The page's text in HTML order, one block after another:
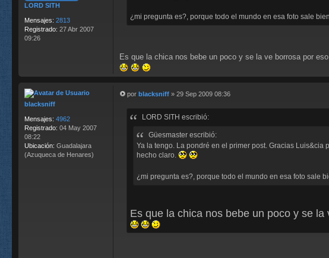
LORD SITH
Mensajes: 2813
Registrado: 27 Abr 2007
09:26
¿mi pregunta es?, porque todo el mundo en esa foto sale
Es que la chica nos bebe un poco y se la ve borrosa por
blacksniff
Mensajes: 4962
Registrado: 04 May 2007
08:22
Ubicación: Guadalajara
(Azuqueca de Henares)
por blacksniff » 29 Sep 2009 08:36
LORD SITH escribió:
Güesmaster escribió:
Ya la tengo. La pondré en el primer post. Gracias
hecho claro.
¿mi pregunta es?, porque todo el mundo en esa foto sale
Es que la chica nos bebe un poco y se la